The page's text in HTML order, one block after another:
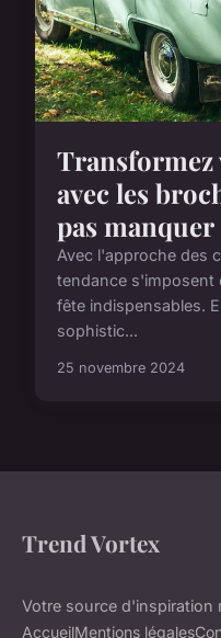
Transformez
avec les
pas manquer
Avec l'approche des
tendance s'imposent
fête indispensables.
sophistic...
25 novembre 2024
Trend Vortex
Votre source d'inspiration
AccueilMentions légales